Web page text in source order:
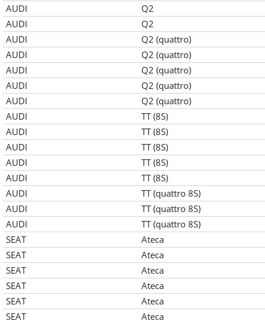
AUDI
Q2
AUDI
Q2
AUDI
Q2 (quattro)
AUDI
Q2 (quattro)
AUDI
Q2 (quattro)
AUDI
Q2 (quattro)
AUDI
Q2 (quattro)
AUDI
TT (8S)
AUDI
TT (8S)
AUDI
TT (8S)
AUDI
TT (8S)
AUDI
TT (8S)
AUDI
TT (quattro 8S)
AUDI
TT (quattro 8S)
AUDI
TT (quattro 8S)
SEAT
Ateca
SEAT
Ateca
SEAT
Ateca
SEAT
Ateca
SEAT
Ateca
SEAT
Ateca